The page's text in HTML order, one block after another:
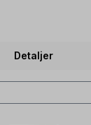
bindande
Detaljer